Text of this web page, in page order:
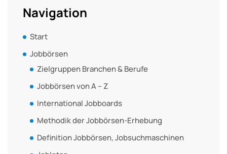
Navigation
Start
Jobbörsen
Zielgruppen Branchen & Berufe
Jobbörsen von A – Z
International Jobboards
Methodik der Jobbörsen-Erhebung
Definition Jobbörsen, Jobsuchmaschinen